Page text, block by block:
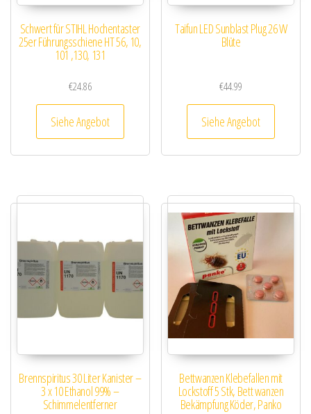
Schwert für STIHL Hochentaster
25er Führungsschiene HT 56, 10,
101 ,130, 131
€24.86
Siehe Angebot
Taifun LED Sunblast Plug 26 W
Blüte
€44.99
Siehe Angebot
Brennspiritus 30 Liter Kanister –
3 x 10 Ethanol 99% –
Schimmelentferner
Bettwanzen Klebefallen mit
Lockstoff 5 Stk, Bett wanzen
Bekämpfung Köder, Panko